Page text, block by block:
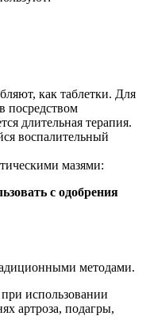
как таблетки. Для
посредством
длительная терапия.
воспалительный
мазями:
с одобрения
методами.
использовании
артроза, подагры,